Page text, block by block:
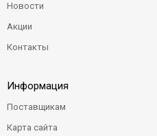
Новости
Акции
Контакты
Информация
Поставщикам
Карта сайта